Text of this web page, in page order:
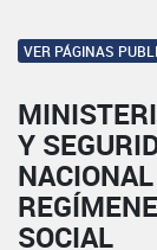
VER PÁGINAS
Y
SOCIAL